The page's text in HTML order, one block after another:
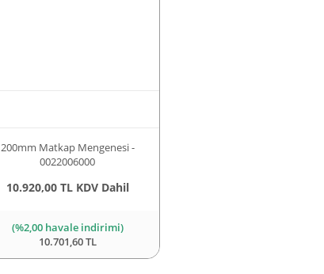
200mm Matkap Mengenesi -
0022006000
10.920,00 TL KDV Dahil
(%2,00 havale indirimi)
10.701,60 TL